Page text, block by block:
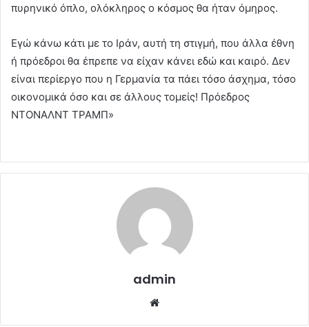
πυρηνικό όπλο, ολόκληρος ο κόσμος θα ήταν όμηρος.
Εγώ κάνω κάτι με το Ιράν, αυτή τη στιγμή, που άλλα έθνη
ή πρόεδροι θα έπρεπε να είχαν κάνει εδώ και καιρό. Δεν
είναι περίεργο που η Γερμανία τα πάει τόσο άσχημα, τόσο
οικονομικά όσο και σε άλλους τομείς! Πρόεδρος
ΝΤΟΝΑΛΝΤ ΤΡΑΜΠ»
admin